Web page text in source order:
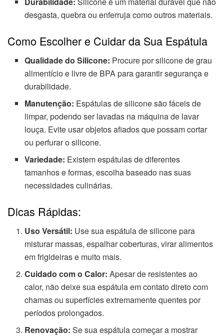
desgasta, quebra ou enferruja como outros materiais.
Como Escolher e Cuidar da Sua Espátula
Qualidade do Silicone: Procure por silicone de grau
alimentício e livre de BPA para garantir segurança e
durabilidade.
Manutenção: Espátulas de silicone são fáceis de
limpar, podendo ser lavadas na máquina de lavar
louça. Evite usar objetos afiados que possam cortar
ou perfurar o silicone.
Variedade: Existem espátulas de diferentes
tamanhos e formas, escolha baseado nas suas
necessidades culinárias.
Dicas Rápidas:
Uso Versátil: Use sua espátula de silicone para
misturar massas, espalhar coberturas, virar alimentos
em frigideiras e muito mais.
Cuidado com o Calor: Apesar de resistentes ao
calor, não deixe sua espátula em contato direto com
chamas ou superfícies extremamente quentes por
períodos prolongados.
Renovação: Se sua espátula começar a mostrar